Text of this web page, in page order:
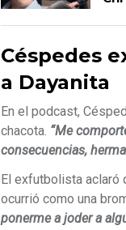
Céspedes
a Dayanita
En el podcast,
chacota. “Me
consecuencias,
El exfutbolista aclaró
ocurrió como una
ponerme a joder a